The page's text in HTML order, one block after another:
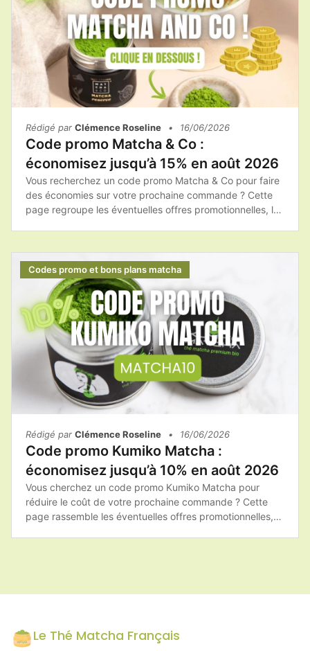
Rédigé par Clémence Roseline • 16/06/2026
Code promo Matcha & Co :
économisez jusqu’à 15% en août 2026
Vous recherchez un code promo Matcha & Co pour faire
des économies sur votre prochaine commande ? Cette
page regroupe les éventuelles offres promotionnelles, les
votre achat, pensez à consulter les réductions
disponibles afin d'obtenir votre matcha ou vos
accessoires à un prix plus avantageux.
Codes promo et bons plans matcha
Rédigé par Clémence Roseline • 16/06/2026
Code promo Kumiko Matcha :
économisez jusqu’à 10% en août 2026
Vous cherchez un code promo Kumiko Matcha pour
réduire le coût de votre prochaine commande ? Cette
page rassemble les éventuelles offres promotionnelles,
Le Thé Matcha Français